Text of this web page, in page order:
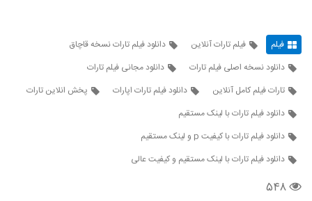
فیلم فیلم تارات آنلاین
دانلود فیلم تارات نسخه قاچاق
دانلود نسخه اصلی فیلم تارات
دانلود مجانی فیلم تارات
تارات فیلم کامل آنلاین
دانلود فیلم تارات اپارات
پخش انلاین تارات
دانلود فیلم تارات با لینک مستقیم
دانلود فیلم تارات با کیفیت p و لینک مستقیم
دانلود فیلم تارات با لینک مستقیم و کیفیت عالی
۵۴۸